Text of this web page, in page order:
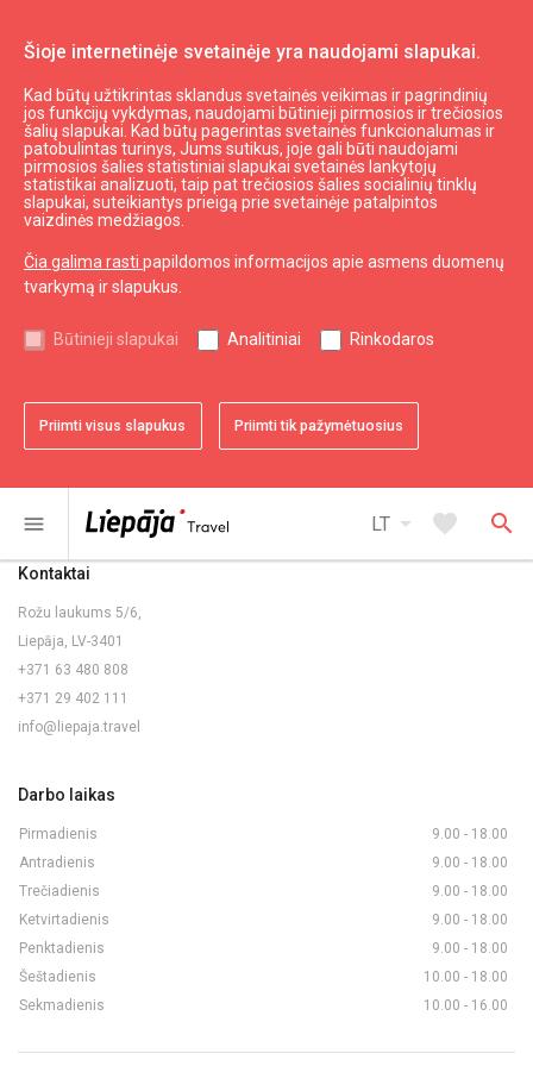
Šioje internetinėje svetainėje yra naudojami slapukai.
Kad būtų užtikrintas sklandus svetainės veikimas ir pagrindinių
jos funkcijų vykdymas, naudojami būtinieji pirmosios ir trečiosios
šalių slapukai. Kad būtų pagerintas svetainės funkcionalumas ir
patobulintas turinys, Jums sutikus, joje gali būti naudojami
pirmosios šalies statistiniai slapukai svetainės lankytojų
statistikai analizuoti, taip pat trečiosios šalies socialinių tinklų
slapukai, suteikiantys prieigą prie svetainėje patalpintos
vaizdinės medžiagos.
Čia galima rasti papildomos informacijos apie asmens duomenų
tvarkymą ir slapukus.
Būtinieji slapukai Analitiniai Rinkodaros
Priimti visus slapukus Priimti tik pažymėtuosius
menu LT arrow_drop_down favorite search
Apotheka
Į viršų expand_less
Informacija
Turizmas Latvijoje
Turizmas Kuržemėje
Naudingas
Žemėlapiai ir Brošiūros
Kontaktai
Rožu laukums 5/6,
Liepāja, LV-3401
+371 63 480 808
+371 29 402 111
info@liepaja.travel
Darbo laikas
Pirmadienis
9.00 - 18.00
Antradienis
9.00 - 18.00
Trečiadienis
9.00 - 18.00
Ketvirtadienis
9.00 - 18.00
Penktadienis
9.00 - 18.00
Šeštadienis
10.00 - 18.00
Sekmadienis
10.00 - 16.00